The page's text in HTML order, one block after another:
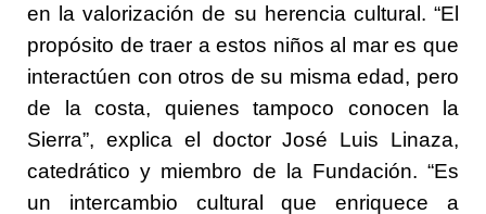
en la valorización de su herencia cultural. “El
propósito de traer a estos niños al mar es que
interactúen con otros de su misma edad, pero
de la costa, quienes tampoco conocen la
Sierra”, explica el doctor José Luis Linaza,
catedrático y miembro de la Fundación. “Es
un intercambio cultural que enriquece a